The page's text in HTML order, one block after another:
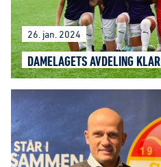
26. jan. 2024
DAMELAGETS AVDELING KLAR